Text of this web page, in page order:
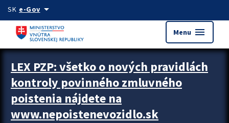
Preskocit na hlavný obsah
SK e-Govarrow_drop_down
Menu menu
Zastavit automatický posun upútavok
LEX PZP: všetko o nových pravidlách
kontroly povinného zmluvného
poistenia nájdete na
www.nepoistenevozidlo.sk